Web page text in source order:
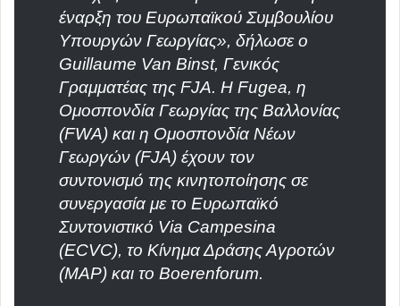
έναρξη του Ευρωπαϊκού Συμβουλίου
Υπουργών Γεωργίας», δήλωσε ο
Guillaume Van Binst, Γενικός
Γραμματέας της FJA. Η Fugea, η
Ομοσπονδία Γεωργίας της Βαλλονίας
(FWA) και η Ομοσπονδία Νέων
Γεωργών (FJA) έχουν τον
συντονισμό της κινητοποίησης σε
συνεργασία με το Ευρωπαϊκό
Συντονιστικό Via Campesina
(ECVC), το Κίνημα Δράσης Αγροτών
(MAP) και το Boerenforum.